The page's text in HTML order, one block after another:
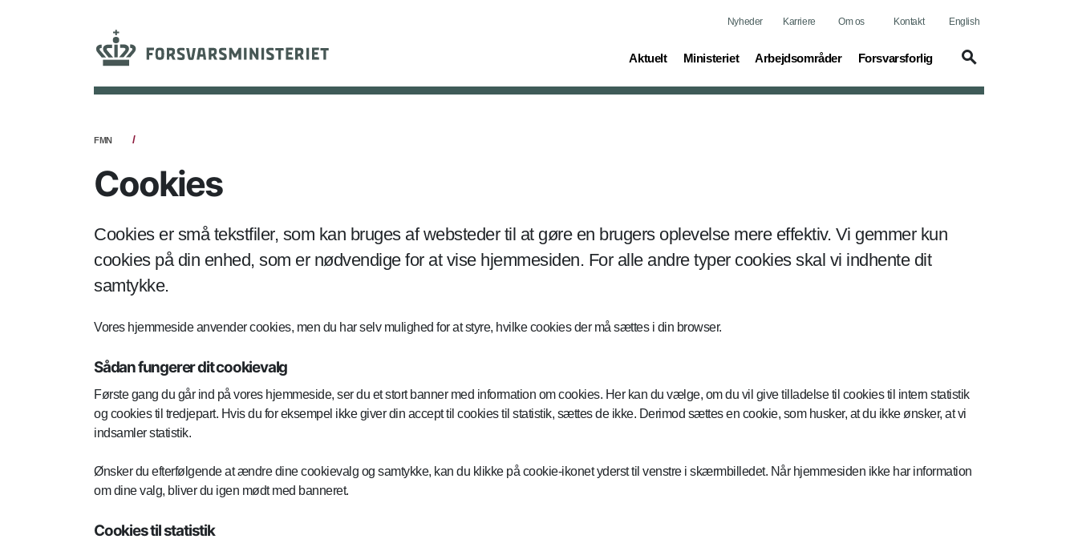
Nyheder Karriere Om os Kontakt English
Aktuelt
(current) Ministeriet
(current) Arbejdsområder
(current) Forsvarsforlig
(current)
FMN
Cookies
Cookies er små tekstfiler, som kan bruges af websteder til at gøre en brugers oplevelse mere effektiv. Vi gemmer kun
cookies på din enhed, som er nødvendige for at vise hjemmesiden. For alle andre typer cookies skal vi indhente dit
samtykke.
Vores hjemmeside anvender cookies, men du har selv mulighed for at styre, hvilke cookies der må sættes i din browser.
Sådan fungerer dit cookievalg
Første gang du går ind på vores hjemmeside, ser du et stort banner med information om cookies. Her kan du vælge, om du vil give tilladelse til cookies til intern statistik
og cookies til tredjepart. Hvis du for eksempel ikke giver din accept til cookies til statistik, sættes de ikke. Derimod sættes en cookie, som husker, at du ikke ønsker, at vi
indsamler statistik.
Ønsker du efterfølgende at ændre dine cookievalg og samtykke, kan du klikke på cookie-ikonet yderst til venstre i skærmbilledet. Når hjemmesiden ikke har information
om dine valg, bliver du igen mødt med banneret.
Cookies til statistik